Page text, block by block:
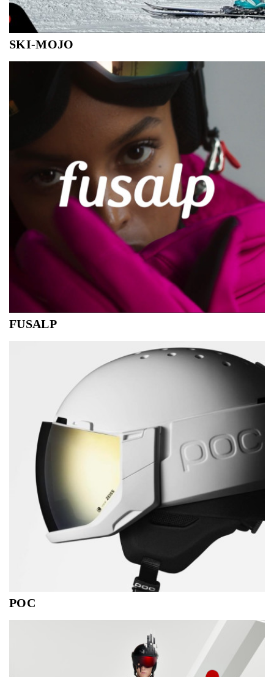
kracht. Het vertraagt ​​spiervermoeidheid en voorkomt
pijnlijke benen. Het maakt skiën dag na dag leuker, zelfs
voor de sterkste skiërs. Bovendien zullen mensen met
knie-, heup- en lage rugpijn op zijn mins...
SKI-MOJO
te ontwerpen dat zowel de kunst van het bewegen als de
Franse elegantie op en naast de piste viert.
FUSALP
gevolgen van ongelukken te verminderen voor atleten en
iedereen die daartoe geïnspireerd is
POC